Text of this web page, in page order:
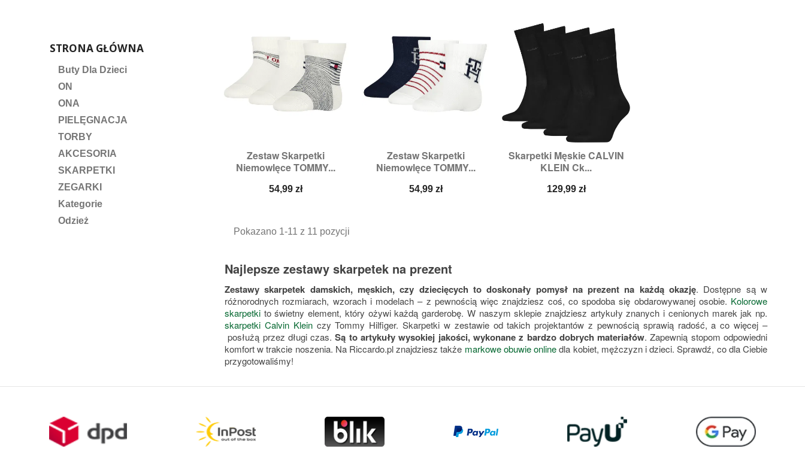
STRONA GŁÓWNA
Buty Dla Dzieci
ON
ONA
PIELĘGNACJA
TORBY
AKCESORIA
SKARPETKI
ZEGARKI
Kategorie
Odzież
Zestaw Skarpetki
Niemowlęce TOMMY...
Cena
54,99 zł
Szybki podgląd
Rozmiary:19/22
Zestaw Skarpetki
Niemowlęce TOMMY...
Cena
54,99 zł
Szybki podgląd
Rozmiary:19/22
Skarpetki Męskie CALVIN
KLEIN Ck...
Cena
129,99 zł
Szybki podgląd
Rozmiary:OS
Pokazano 1-11 z 11 pozycji
Najlepsze zestawy skarpetek na prezent
Zestawy skarpetek damskich, męskich, czy dziecięcych to doskonały pomysł na prezent na każdą okazję. Dostępne są w
różnorodnych rozmiarach, wzorach i modelach – z pewnością więc znajdziesz coś, co spodoba się obdarowywanej osobie. Kolorowe
skarpetki to świetny element, który ożywi każdą garderobę. W naszym sklepie znajdziesz artykuły znanych i cenionych marek jak np.
skarpetki Calvin Kleinczy Tommy Hilfiger. Skarpetki w zestawie od takich projektantów z pewnością sprawią radość, a co więcej –
posłużą przez długi czas.Są to artykuły wysokiej jakości, wykonane z bardzo dobrych materiałów. Zapewnią stopom odpowiedni
komfort w trakcie noszenia. Na Riccardo.pl znajdziesz także markowe obuwie onlinedla kobiet, mężczyzn i dzieci. Sprawdź, co dla Ciebie
przygotowaliśmy!